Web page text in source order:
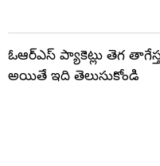
ఓఆర్‌ఎస్‌ ప్యాకెట్లు తెగ
అయితే ఇది తెలుసుకోండి